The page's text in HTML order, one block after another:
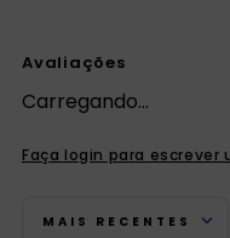
Avaliações
Carregando…
Faça login para escrever
MAIS RECENTES